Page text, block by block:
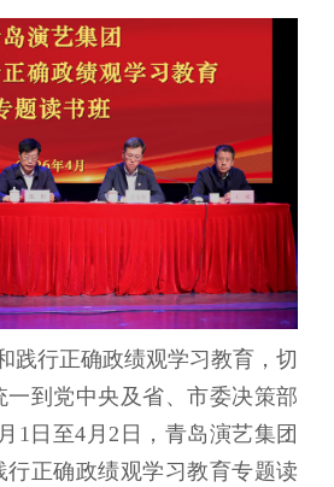
践行正确政绩观学习教育，切
一到党中央及省、市委决策部
1日至4月2日，青岛演艺集团
行正确政绩观学习教育专题读